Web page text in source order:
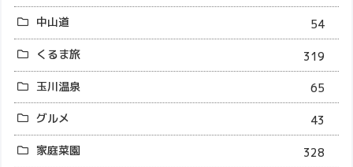
中山道
54
くるま旅
319
玉川温泉
65
グルメ
43
家庭菜園
328